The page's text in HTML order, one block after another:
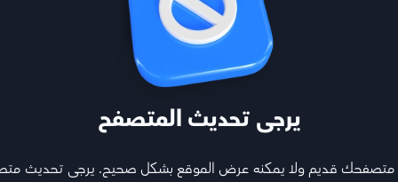
يرجى تحديث المتصفح
متصفحك قديم ولا يمكنه عرض الموقع بشكل صحيح. يرجى تحديث